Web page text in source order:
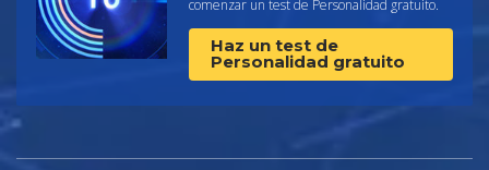
comenzar un test de Personalidad gratuito.
Haz un test de
Personalidad gratuito